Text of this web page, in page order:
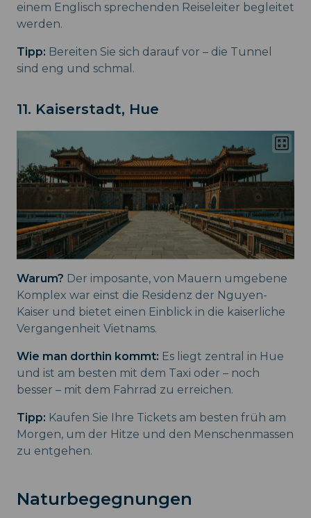
einem Englisch sprechenden Reiseleiter begleitet
werden.
Tipp: Bereiten Sie sich darauf vor – die Tunnel
sind eng und schmal.
11. Kaiserstadt, Hue
Warum? Der imposante, von Mauern umgebene
Komplex war einst die Residenz der Nguyen-
Kaiser und bietet einen Einblick in die kaiserliche
Vergangenheit Vietnams.
Wie man dorthin kommt: Es liegt zentral in Hue
und ist am besten mit dem Taxi oder – noch
besser – mit dem Fahrrad zu erreichen.
Tipp: Kaufen Sie Ihre Tickets am besten früh am
Morgen, um der Hitze und den Menschenmassen
zu entgehen.
Naturbegegnungen